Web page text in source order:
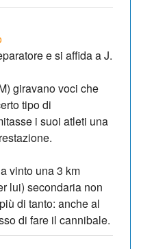
e si affida a J.
giravano voci che
tipo di
i suoi atleti una
vinto una 3 km
lui) secondaria non
di tanto: anche al
di fare il cannibale.